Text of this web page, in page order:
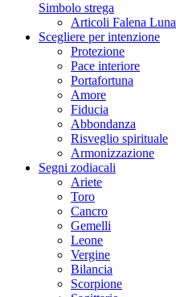
Simbolo strega
Articoli Falena Luna
Scegliere per intenzione
Protezione
Pace interiore
Portafortuna
Amore
Fiducia
Abbondanza
Risveglio spirituale
Armonizzazione
Segni zodiacali
Ariete
Toro
Cancro
Gemelli
Leone
Vergine
Bilancia
Scorpione